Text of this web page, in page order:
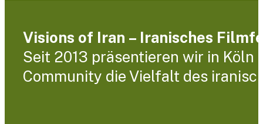
Visions of Iran – Iranisches
Seit 2013 präsentieren wir in Köln
Community die Vielfalt des